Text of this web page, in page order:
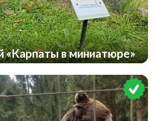
«Карпаты в миниатюре»